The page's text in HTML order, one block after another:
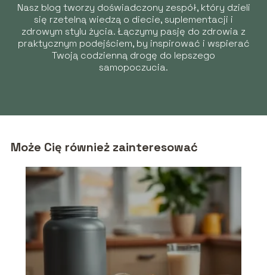
Nasz blog tworzy doświadczony zespół, który dzieli
się rzetelną wiedzą o diecie, suplementacji i
zdrowym stylu życia. Łączymy pasję do zdrowia z
praktycznym podejściem, by inspirować i wspierać
Twoją codzienną drogę do lepszego
samopoczucia.
Może Cię również zainteresować